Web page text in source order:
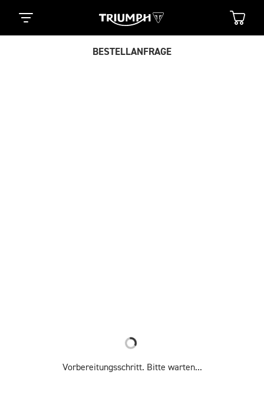
BESTELLANFRAGE
Vorbereitungsschritt. Bitte warten...